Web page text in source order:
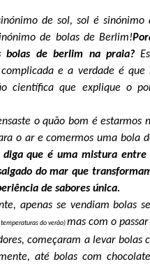
de sol, sol é sinónimo
de bolas de Berlim!
bolas de berlim na praia?
e a verdade é que
científica que explique o
o quão bom é estarmos
o ar e comermos uma bola
diga que é uma mistura entre
do mar que
de sabores única.
apenas se vendiam bolas
do verão)mas com o
começaram a levar bolas
até bolas com